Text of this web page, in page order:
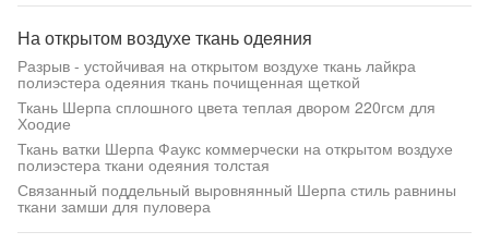
На открытом воздухе ткань одеяния
Разрыв - устойчивая на открытом воздухе ткань лайкра
полиэстера одеяния ткань почищенная щеткой
Ткань Шерпа сплошного цвета теплая двором 220гсм для
Хоодие
Ткань ватки Шерпа Фаукс коммерчески на открытом воздухе
полиэстера ткани одеяния толстая
Связанный поддельный выровнянный Шерпа стиль равнины
ткани замши для пуловера